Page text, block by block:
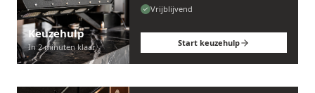
Keuzehulp
In 2 minuten klaar
Vrijblijvend
Start keuzehulp